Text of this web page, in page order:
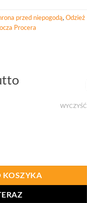
przed niepogodą, Odzież
Procera
WYCZYŚĆ
KOSZYKA